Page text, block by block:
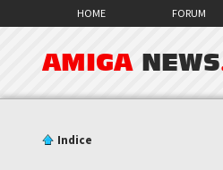
HOME FORUM
AMIGA NEWS
Indice